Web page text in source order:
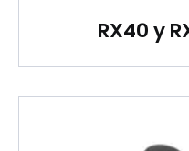
RX40 y